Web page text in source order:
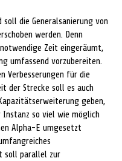
soll die Generalsanierung von
werden. Denn
Zeit eingeräumt,
umfassend vorzubereiten.
Verbesserungen für die
der Strecke soll es auch
geben,
so viel wie möglich
Alpha-E umgesetzt
soll parallel zur